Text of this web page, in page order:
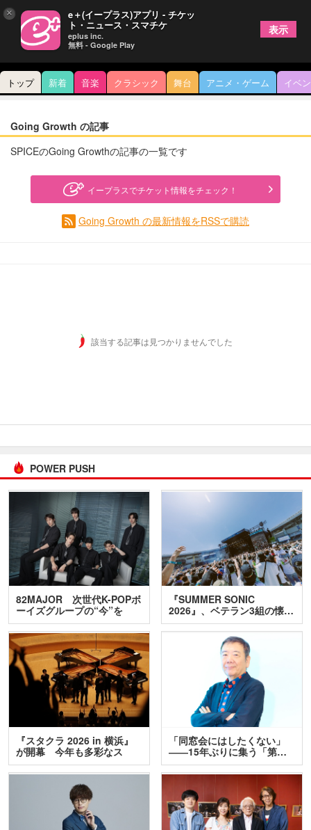
トップ 新着 音楽 クラシック 舞台 アニメ・ゲーム イベ
Going Growth の記事
SPICEのGoing Growthの記事の一覧です
イープラスでチケット情報をチェック！
Going Growth の最新情報をRSSで購読
該当する記事は見つかりませんでした
POWER PUSH
82MAJOR 次世代K-POPボ
ーイズグループの“今”を
訊…
『SUMMER SONIC
2026』、ベテラン3組の懐…
『スタクラ 2026 in 横浜』
が開幕 今年も多彩なス
テ…
「同窓会にはしたくない」
――15年ぶりに集う「第…
× e＋(イープラス)アプリ - チケッ
ト・ニュース・スマチケ
eplus inc.
無料 - Google Play
表示